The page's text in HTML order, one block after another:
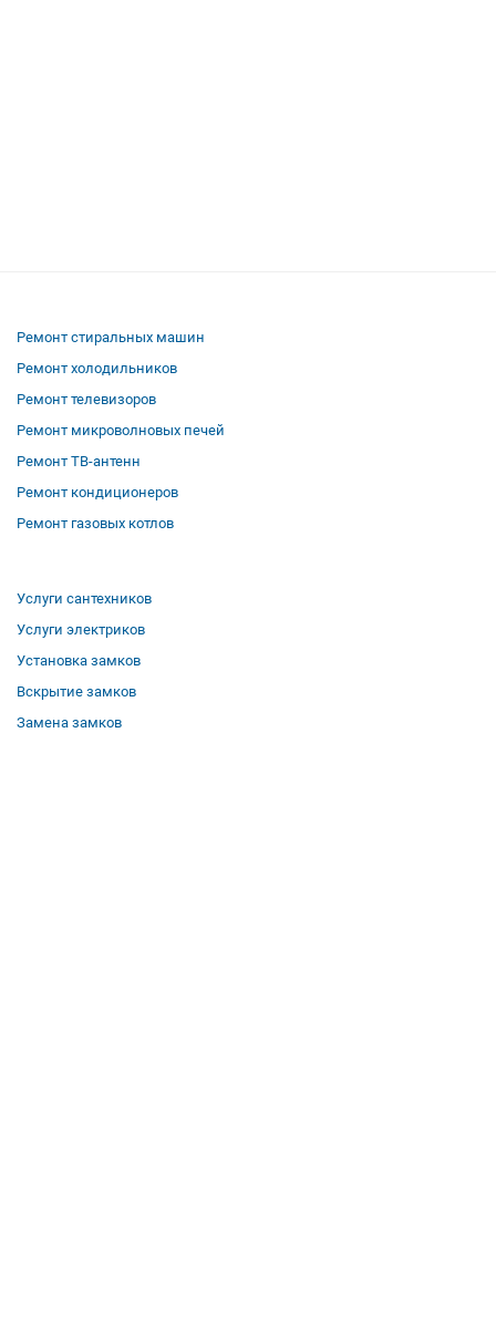
Ремонт стиральных машин
Ремонт холодильников
Ремонт телевизоров
Ремонт микроволновых печей
Ремонт ТВ-антенн
Ремонт кондиционеров
Ремонт газовых котлов
Услуги сантехников
Услуги электриков
Установка замков
Вскрытие замков
Замена замков